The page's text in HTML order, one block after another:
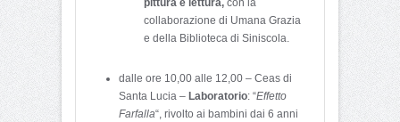
pittura e lettura, con la
collaborazione di Umana Grazia
e della Biblioteca di Siniscola.
dalle ore 10,00 alle 12,00 – Ceas di
Santa Lucia – Laboratorio: “Effetto
Farfalla“, rivolto ai bambini dai 6 anni